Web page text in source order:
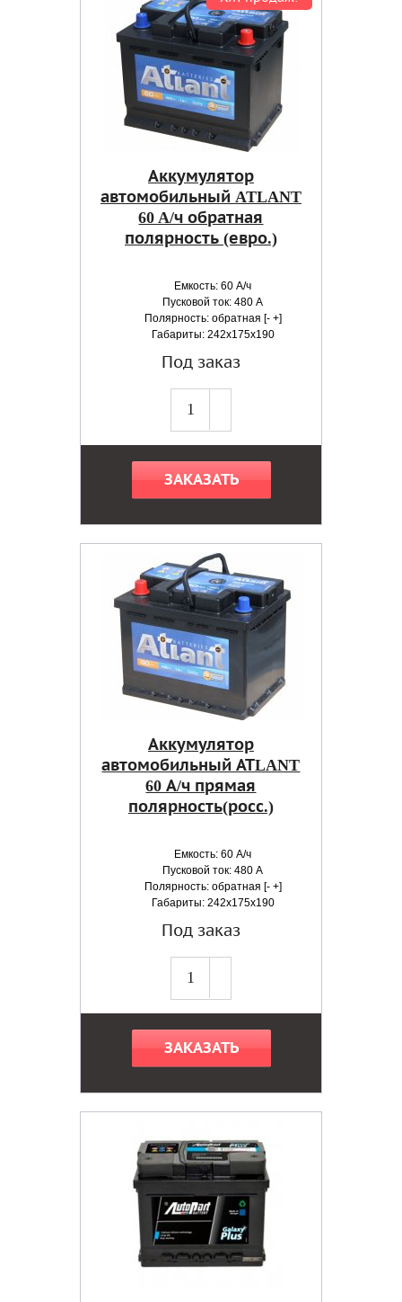
Аккумулятор
автомобильный ATLANT
60 A/ч обратная
полярность (евро.)
Емкость: 60 А/ч
Пусковой ток: 480 А
Полярность: обратная [- +]
Габариты: 242x175x190
Под заказ
ЗАКАЗАТЬ
Аккумулятор
автомобильный АТLANT
60 А/ч прямая
полярность(росс.)
Емкость: 60 А/ч
Пусковой ток: 480 А
Полярность: обратная [- +]
Габариты: 242x175x190
Под заказ
ЗАКАЗАТЬ